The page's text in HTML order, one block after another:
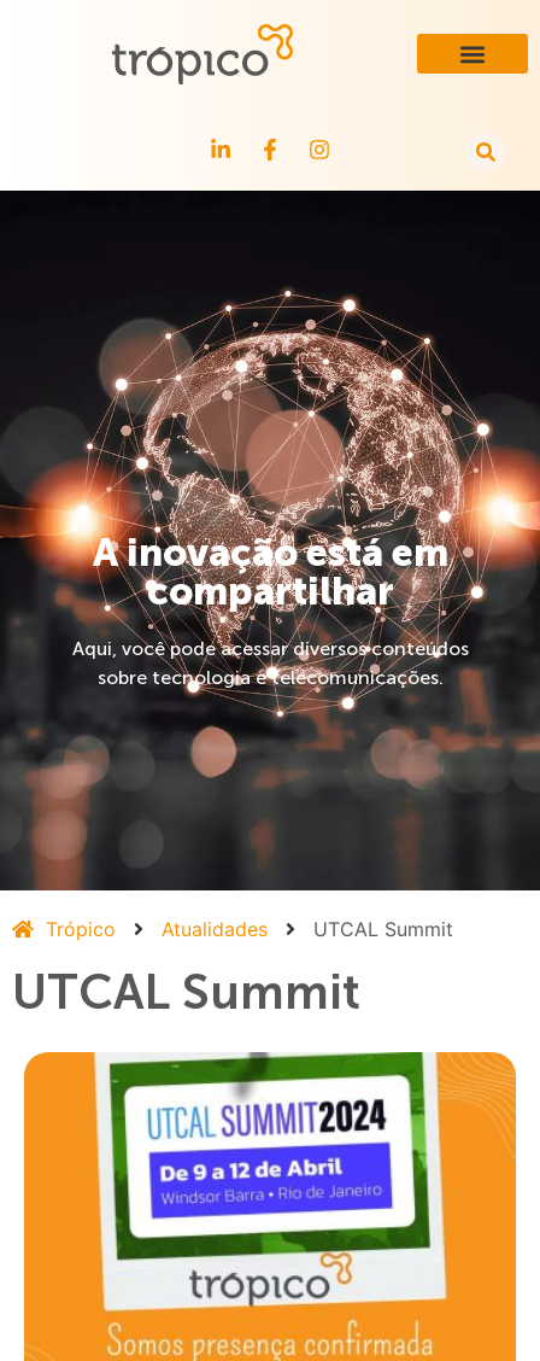
A inovação está em
compartilhar
Aqui, você pode acessar diversos conteúdos
sobre tecnologia e telecomunicações.
Trópico Atualidades UTCAL Summit
UTCAL Summit